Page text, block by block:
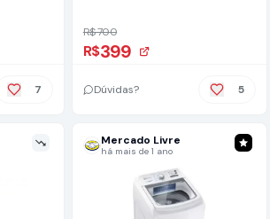
7
R$ 700
R$399
Dúvidas? 5
Mercado Livre
há mais de 1 ano